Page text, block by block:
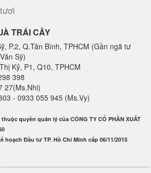
TRÁI CÂY
P.2, Q.Tân Bình, TPHCM (Gần ngã tư
Sỹ)
Kỷ, P1, Q10, TPHCM
398
27(Ms.Nhi)
- 0933 055 945 (Ms.Vy)
quyền quản lý của CÔNG TY CỔ PHẦN XUẤT
hoạch Đầu tư TP. Hồ Chí Minh cấp 06/11/2015